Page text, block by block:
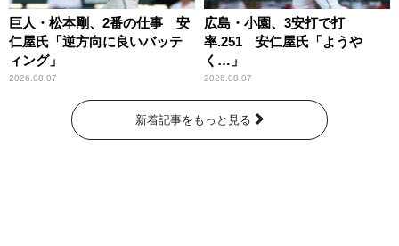
巨人・松本剛、2番の仕事 安
仁屋氏「逆方向に良いバッテ
ィング」
2026.08.07
広島・小園、3安打で打
率.251 安仁屋氏「ようや
く…」
2026.08.07
新着記事をもっと見る